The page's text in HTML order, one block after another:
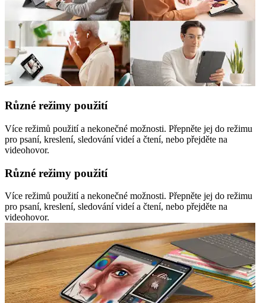
Různé režimy použití
Více režimů použití a nekonečné možnosti. Přepněte jej do režimu
pro psaní, kreslení, sledování videí a čtení, nebo přejděte na
videohovor.
Různé režimy použití
Více režimů použití a nekonečné možnosti. Přepněte jej do režimu
pro psaní, kreslení, sledování videí a čtení, nebo přejděte na
videohovor.